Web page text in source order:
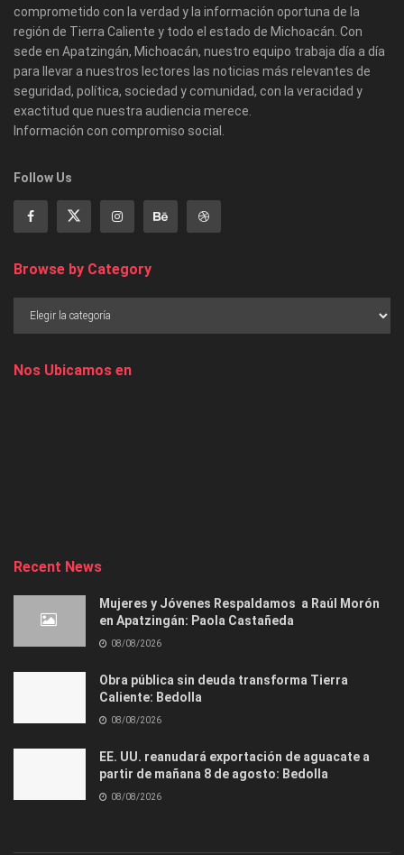
comprometido con la verdad y la información oportuna de la
región de Tierra Caliente y todo el estado de Michoacán. Con
sede en Apatzingán, Michoacán, nuestro equipo trabaja día a día
para llevar a nuestros lectores las noticias más relevantes de
seguridad, política, sociedad y comunidad, con la veracidad y
exactitud que nuestra audiencia merece.
Información con compromiso social.
Follow Us
Browse by Category
Nos Ubicamos en
Recent News
Mujeres y Jóvenes Respaldamos a Raúl Morón
en Apatzingán: Paola Castañeda
08/08/2026
Obra pública sin deuda transforma Tierra
Caliente: Bedolla
08/08/2026
EE. UU. reanudará exportación de aguacate a
partir de mañana 8 de agosto: Bedolla
08/08/2026